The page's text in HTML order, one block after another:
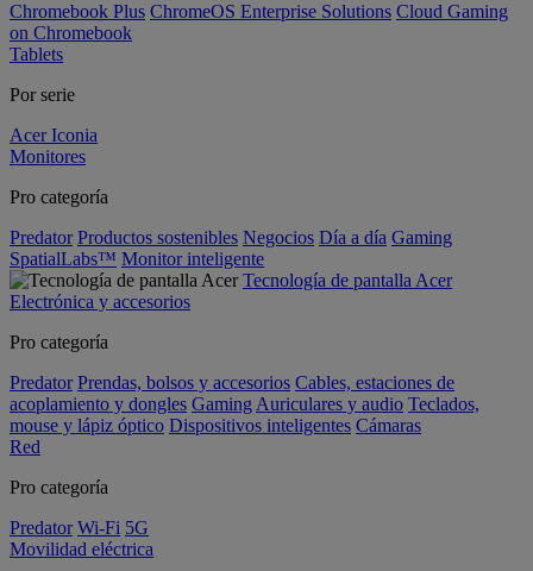
Chromebook Plus ChromeOS Enterprise Solutions Cloud Gaming
on Chromebook
Tablets
Por serie
Acer Iconia
Monitores
Pro categoría
Predator Productos sostenibles Negocios Día a día Gaming
SpatialLabs™ Monitor inteligente
Tecnología de pantalla Acer
Electrónica y accesorios
Pro categoría
Predator Prendas, bolsos y accesorios Cables, estaciones de
acoplamiento y dongles Gaming Auriculares y audio Teclados,
mouse y lápiz óptico Dispositivos inteligentes Cámaras
Red
Pro categoría
Predator Wi-Fi 5G
Movilidad eléctrica